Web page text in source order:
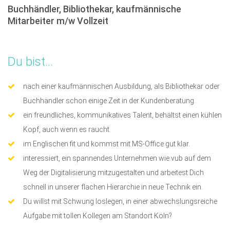
Buchhändler, Bibliothekar, kaufmännische
Mitarbeiter m/w Vollzeit
Du bist...
nach einer kaufmännischen Ausbildung, als Bibliothekar oder
Buchhändler schon einige Zeit in der Kundenberatung.
ein freundliches, kommunikatives Talent, behältst einen kühlen
Kopf, auch wenn es raucht.
im Englischen fit und kommst mit MS-Office gut klar.
interessiert, ein spannendes Unternehmen wie vub auf dem
Weg der Digitalisierung mitzugestalten und arbeitest Dich
schnell in unserer flachen Hierarchie in neue Technik ein.
Du willst mit Schwung loslegen, in einer abwechslungsreiche
Aufgabe mit tollen Kollegen am Standort Köln?